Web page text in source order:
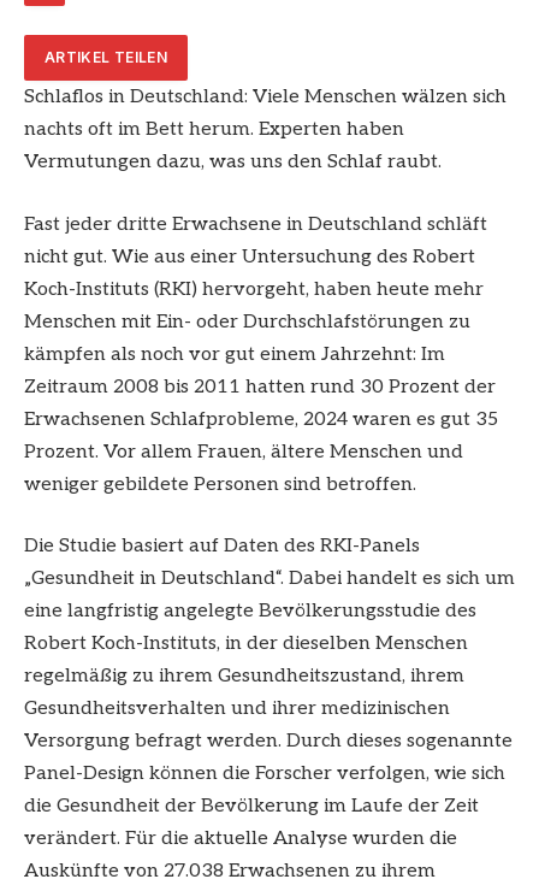
ARTIKEL TEILEN
Schlaflos in Deutschland: Viele Menschen wälzen sich
nachts oft im Bett herum. Experten haben
Vermutungen dazu, was uns den Schlaf raubt.
Fast jeder dritte Erwachsene in Deutschland schläft
nicht gut. Wie aus einer Untersuchung des Robert
Koch-Instituts (RKI) hervorgeht, haben heute mehr
Menschen mit Ein- oder Durchschlafstörungen zu
kämpfen als noch vor gut einem Jahrzehnt: Im
Zeitraum 2008 bis 2011 hatten rund 30 Prozent der
Erwachsenen Schlafprobleme, 2024 waren es gut 35
Prozent. Vor allem Frauen, ältere Menschen und
weniger gebildete Personen sind betroffen.
Die Studie basiert auf Daten des RKI-Panels
„Gesundheit in Deutschland“. Dabei handelt es sich um
eine langfristig angelegte Bevölkerungsstudie des
Robert Koch-Instituts, in der dieselben Menschen
regelmäßig zu ihrem Gesundheitszustand, ihrem
Gesundheitsverhalten und ihrer medizinischen
Versorgung befragt werden. Durch dieses sogenannte
Panel-Design können die Forscher verfolgen, wie sich
die Gesundheit der Bevölkerung im Laufe der Zeit
verändert. Für die aktuelle Analyse wurden die
Auskünfte von 27.038 Erwachsenen zu ihrem